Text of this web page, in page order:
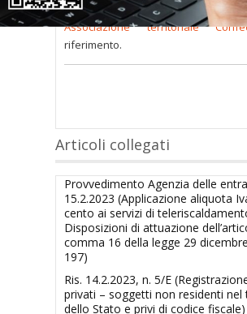
oppure li haismarriti
Associazione territoriale
riferimento.
Articoli collegati
Provvedimento Agenzia delle
15.2.2023 (Applicazione aliquota
cento ai servizi di
Disposizioni di attuazione
comma 16 della legge 29
197)
Ris. 14.2.2023, n. 5/E
privati – soggetti non residenti nel
dello Stato e privi di codice fiscale)